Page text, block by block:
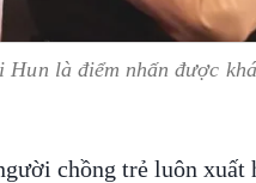
là điểm nhấn được
chồng trẻ luôn xuất